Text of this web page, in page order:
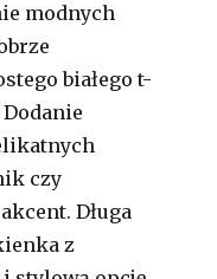
modnych
białego t-
czy
Długa
z